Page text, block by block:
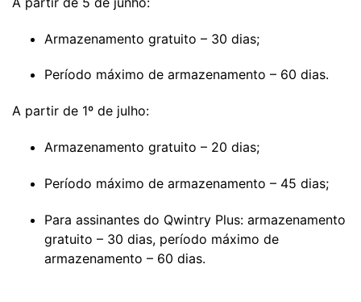
Armazenamento gratuito – 30 dias;
Período máximo de armazenamento – 60 dias.
A partir de 1º de julho:
Armazenamento gratuito – 20 dias;
Período máximo de armazenamento – 45 dias;
Para assinantes do Qwintry Plus: armazenamento
gratuito – 30 dias, período máximo de
armazenamento – 60 dias.